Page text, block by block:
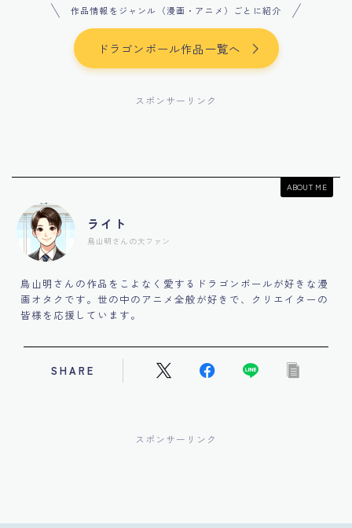
作品情報をジャンル（漫画・アニメ）ごとに紹介
ドラゴンボール作品一覧へ
スポンサーリンク
ABOUT ME
ライト
鳥山明さんの大ファン
鳥山明さんの作品をこよなく愛するドラゴンボールが好きな漫
画オタクです。世の中のアニメ全般が好きで、クリエイターの
皆様を応援しています。
SHARE
スポンサーリンク